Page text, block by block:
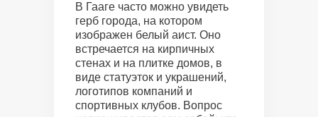
В Гааге часто можно увидеть
герб города, на котором
изображен белый аист. Оно
встречается на кирпичных
стенах и на плитке домов, в
виде статуэток и украшений,
логотипов компаний и
спортивных клубов. Вопрос